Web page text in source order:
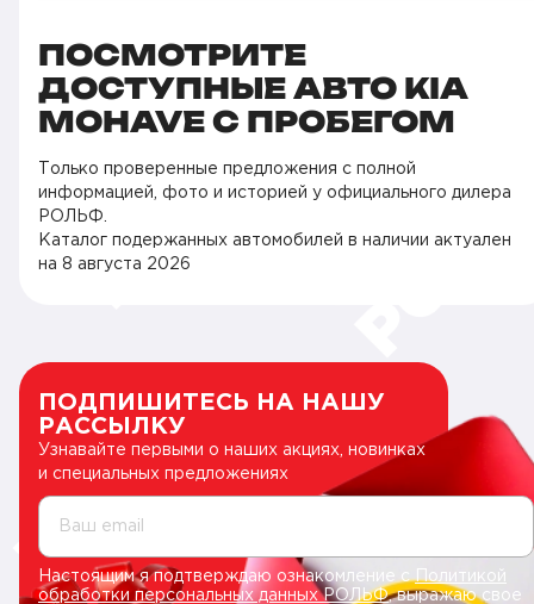
ПОСМОТРИТЕ
ДОСТУПНЫЕ АВТО KIA
MOHAVE С ПРОБЕГОМ
Только проверенные предложения с полной
информацией, фото и историей у официального дилера
РОЛЬФ.
Каталог подержанных автомобилей в наличии актуален
на 8 августа 2026
ПОДПИШИТЕСЬ НА НАШУ
РАССЫЛКУ
Узнавайте первыми о наших акциях, новинках
и специальных предложениях
Ваш email
Настоящим я подтверждаю ознакомление сПолитикой
обработки персональных данных РОЛЬФ, выражаю свое